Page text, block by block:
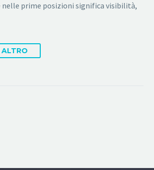
nelle prime posizioni significa visibilità,
ALTRO